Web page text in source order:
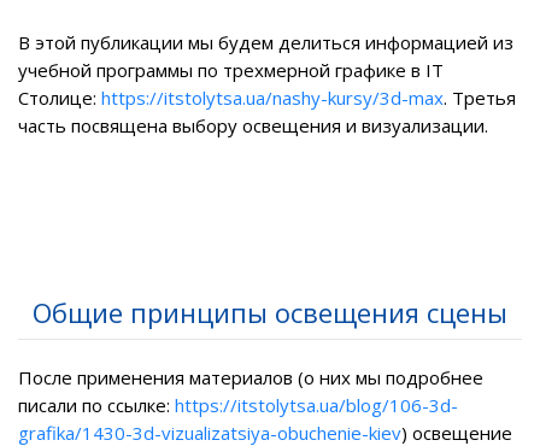
В этой публикации мы будем делиться информацией из
учебной программы по трехмерной графике в IT
Столице: https://itstolytsa.ua/nashy-kursy/3d-max. Третья
часть посвящена выбору освещения и визуализации.
Общие принципы освещения сцены
После применения материалов (о них мы подробнее
писали по ссылке: https://itstolytsa.ua/blog/106-3d-
grafika/1430-3d-vizualizatsiya-obuchenie-kiev) освещение